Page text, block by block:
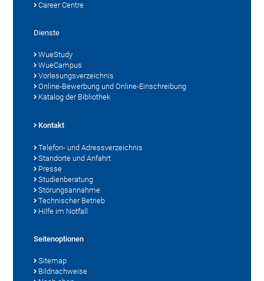
Career Centre
Dienste
WueStudy
WueCampus
Vorlesungsverzeichnis
Online-Bewerbung und Online-Einschreibung
Katalog der Bibliothek
Kontakt
Telefon- und Adressverzeichnis
Standorte und Anfahrt
Presse
Studienberatung
Störungsannahme
Technischer Betrieb
Hilfe im Notfall
Seitenoptionen
Sitemap
Bildnachweise